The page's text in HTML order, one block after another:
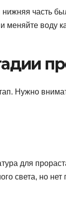
нижняя часть
меняйте воду
Нужно
для
света, но